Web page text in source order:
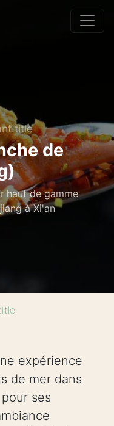
de
haut de gamme
à Xi'an
expérience
de mer dans
ses